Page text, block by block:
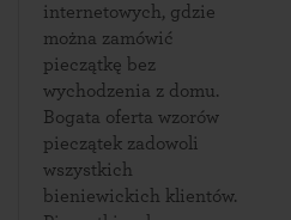
internetowych, gdzie
można zamówić
pieczątkę bez
wychodzenia z domu.
Bogata oferta wzorów
pieczątek zadowoli
wszystkich
bieniewickich klientów.